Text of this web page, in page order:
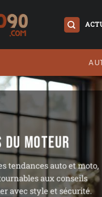
DU MOTEUR
tendances auto et moto,
aux conseils
avec style et sécurité.